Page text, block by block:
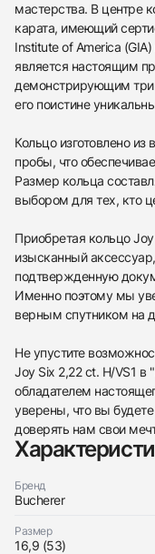
мастерства. В центре
карата, имеющий
Institute of America
является настоящим
демонстрирующим три
его поистине
Кольцо изготовлено из
пробы, что
Размер кольца
выбором для тех, кто
Приобретая кольцо
изысканный
подтвержденную
Именно поэтому мы
верным спутником на
Не упустите
Joy Six 2,22 ct. H/VS1
обладателем
уверены, что вы
доверять нам свои
Бренд
Bucherer
Размер
16,9 (53)